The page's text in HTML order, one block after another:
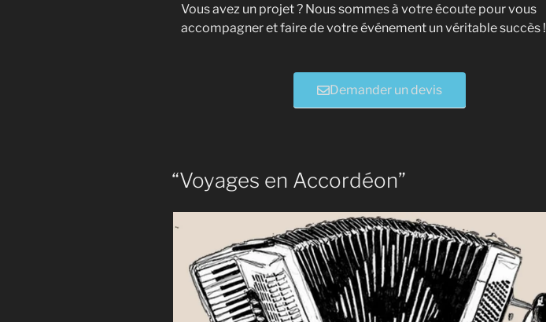
Vous avez un projet ? Nous sommes à votre écoute pour vous
accompagner et faire de votre événement un véritable succès !
Demander un devis
“Voyages en Accordéon”